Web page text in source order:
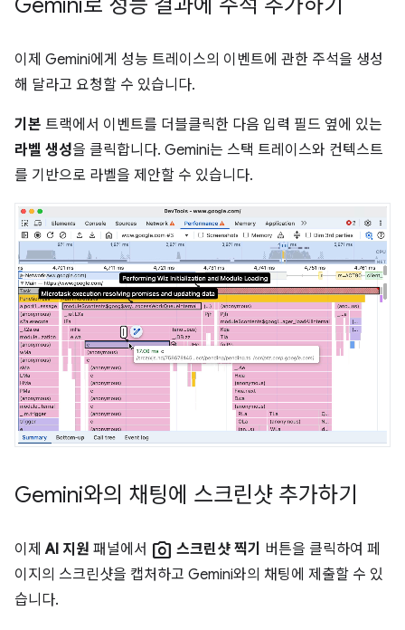
Gemini로 성능 결과에 주석 추가하기
이제 Gemini에게 성능 트레이스의 이벤트에 관한 주석을 생성
해 달라고 요청할 수 있습니다.
기본 트랙에서 이벤트를 더블클릭한 다음 입력 필드 옆에 있는
라벨 생성을 클릭합니다. Gemini는 스택 트레이스와 컨텍스트
를 기반으로 라벨을 제안할 수 있습니다.
Gemini와의 채팅에 스크린샷 추가하기
이제AI 지원 패널에서 photo_camera 스크린샷 찍기 버튼을 클릭하여 페
이지의 스크린샷을 캡처하고 Gemini와의 채팅에 제출할 수 있
습니다.